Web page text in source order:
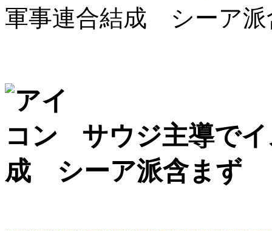
軍事連合結成 シーア派
サウジ主導で
成 シーア派含まず